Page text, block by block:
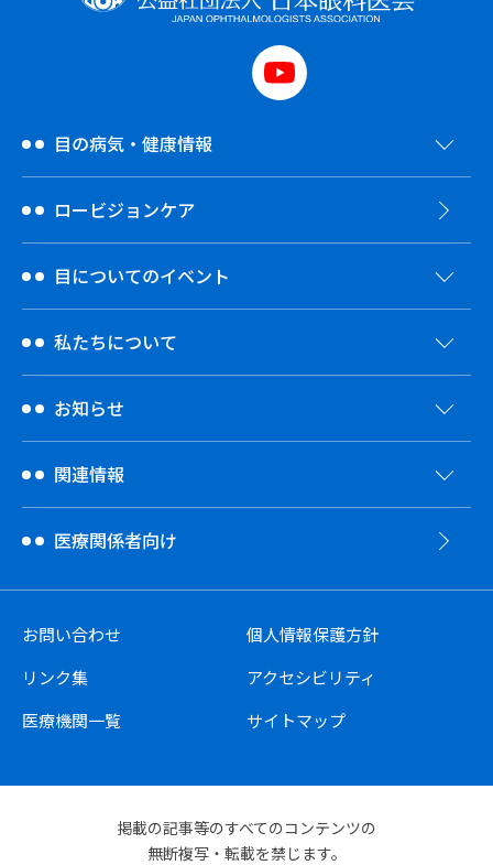
目の病気・健康情報
ロービジョンケア
目についてのイベント
私たちについて
お知らせ
関連情報
医療関係者向け
お問い合わせ
リンク集
医療機関一覧
個人情報保護方針
アクセシビリティ
サイトマップ
掲載の記事等のすべてのコンテンツの
無断複写・転載を禁じます。